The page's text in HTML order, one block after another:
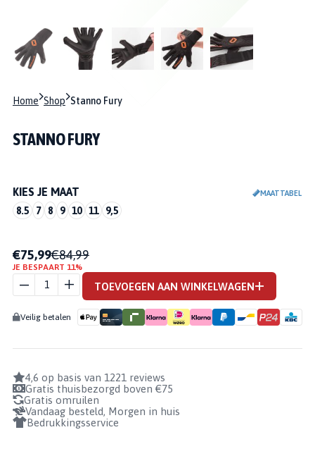
Home Shop Stanno Fury
STANNO FURY
KIES JE MAAT MAATTABEL
8.5 7 8 9 10 11 9,5
€75,99€84,99
JE BESPAART 11%
STANNO
FURY
AANTAL
TOEVOEGEN AAN WINKELWAGEN
Veilig betalen
4,6 op basis van 1221 reviews
Gratis thuisbezorgd boven €75
Gratis omruilen
Vandaag besteld, Morgen in huis
Bedrukkingsservice